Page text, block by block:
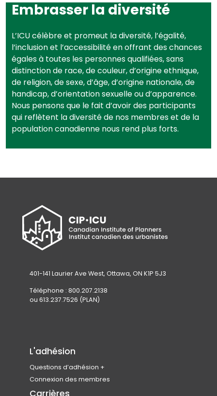
Embrasser la diversité
L’ICU célèbre et promeut la diversité, l’égalité,
l’inclusion et l’accessibilité en offrant des chances
égales à toutes les personnes qualifiées, sans
distinction de race, de couleur, d’origine ethnique,
de religion, de sexe, d’âge, d’origine nationale, de
handicap, d’orientation sexuelle ou d’apparence.
Nous pensons que le fait d’avoir des participants
qui reflètent la diversité de nos membres et de la
population canadienne nous rend plus forts.
401-141 Laurier Ave West, Ottawa, ON K1P 5J3
Téléphone : 800.207.2138
ou 613.237.7526 (PLAN)
L'adhésion
Questions d’adhésion
Rejoindre l’ICU
Admissibilité des membres
Connexion des membres
Carrières